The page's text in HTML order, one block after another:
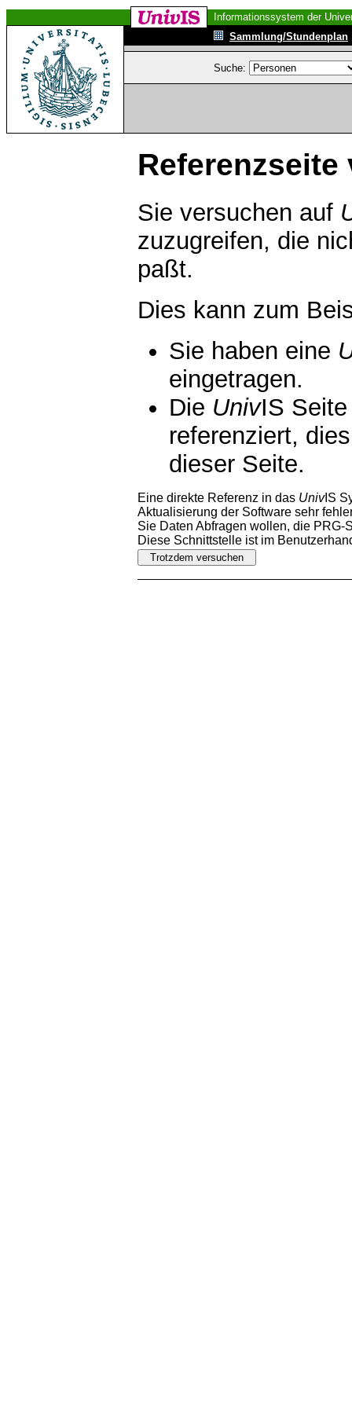
Informationssystem der
Sammlung/Stundenplan
Suche:
Referenzseite
Sie versuchen auf
zuzugreifen, die
paßt.
Dies kann zum
Sie haben eine
eingetragen.
Die UnivIS
referenziert,
dieser Seite.
Eine direkte Referenz in das UnivIS
Aktualisierung der Software sehr
Sie Daten Abfragen wollen, die PRG-
Diese Schnittstelle ist im